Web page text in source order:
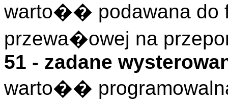
warto�� podawana do
przewa�owej na
51 - zadane
warto��